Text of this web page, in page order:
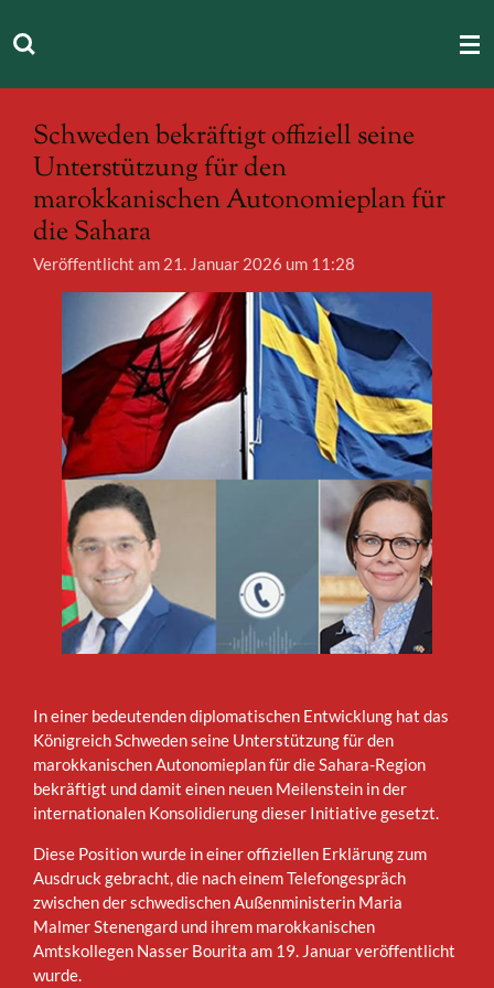
Hauptinhalt
Schweden bekräftigt offiziell seine
Unterstützung für den
marokkanischen Autonomieplan für
die Sahara
Veröffentlicht am 21. Januar 2026 um 11:28
In einer bedeutenden diplomatischen Entwicklung hat das
Königreich Schweden seine Unterstützung für den
marokkanischen Autonomieplan für die Sahara-Region
bekräftigt und damit einen neuen Meilenstein in der
internationalen Konsolidierung dieser Initiative gesetzt.
Diese Position wurde in einer offiziellen Erklärung zum
Ausdruck gebracht, die nach einem Telefongespräch
zwischen der schwedischen Außenministerin Maria
Malmer Stenengard und ihrem marokkanischen
Amtskollegen Nasser Bourita am 19. Januar veröffentlicht
wurde.